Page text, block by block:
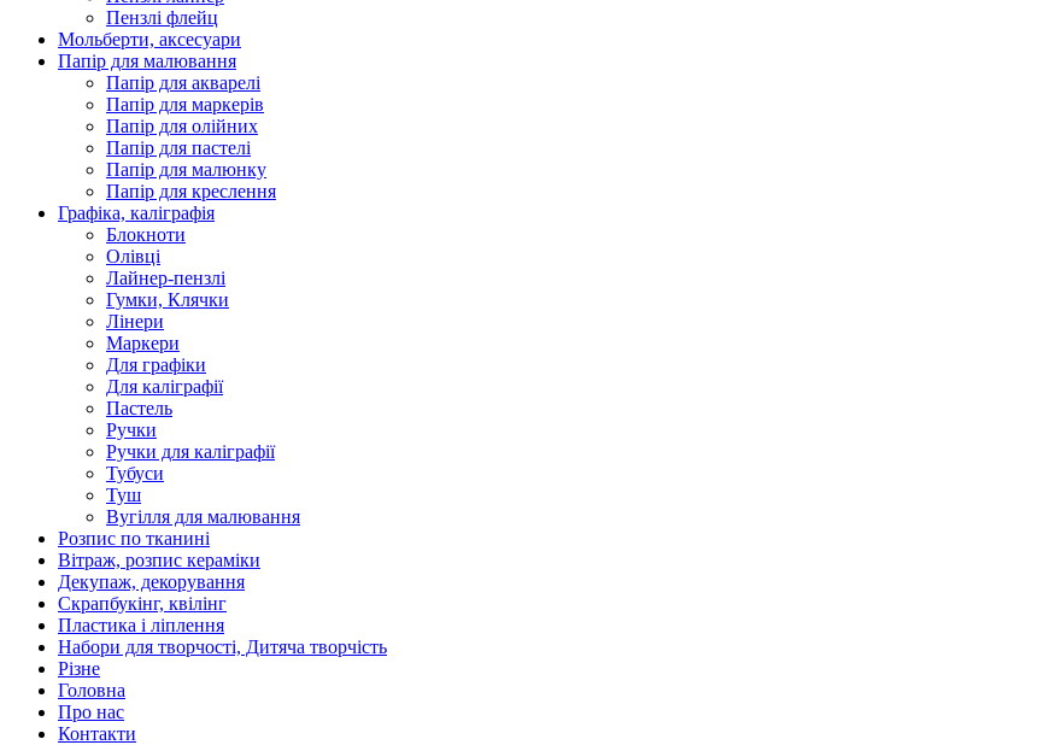
Пензлі флейц
Мольберти, аксесуари
Папір для малювання
Папір для акварелі
Папір для маркерів
Папір для олійних
Папір для пастелі
Папір для малюнку
Папір для креслення
Графіка, каліграфія
Блокноти
Олівці
Лайнер-пензлі
Гумки, Клячки
Лінери
Маркери
Для графіки
Для каліграфії
Пастель
Ручки
Ручки для каліграфії
Тубуси
Туш
Вугілля для малювання
Розпис по тканині
Вітраж, розпис кераміки
Декупаж, декорування
Скрапбукінг, квілінг
Пластика і ліплення
Набори для творчості, Дитяча творчість
Різне
Головна
Про нас
Контакти